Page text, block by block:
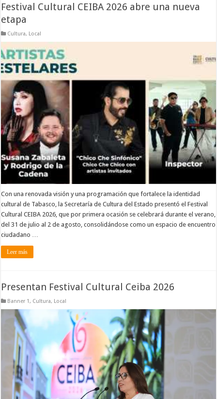
Festival Cultural CEIBA 2026 abre una nueva
etapa
Cultura, Local
Con una renovada visión y una programación que fortalece la identidad
cultural de Tabasco, la Secretaría de Cultura del Estado presentó el Festival
Cultural CEIBA 2026, que por primera ocasión se celebrará durante el verano,
del 31 de julio al 2 de agosto, consolidándose como un espacio de encuentro
ciudadano …
Leer más
Presentan Festival Cultural Ceiba 2026
Banner 1, Cultura, Local